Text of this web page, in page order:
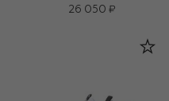
26 050 ₽